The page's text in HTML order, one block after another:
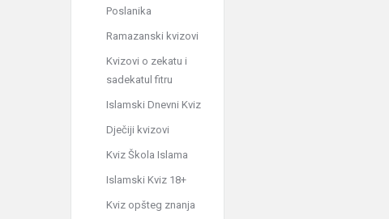
Poslanika
Ramazanski kvizovi
Kvizovi o zekatu i
sadekatul fitru
Islamski Dnevni Kviz
Dječiji kvizovi
Kviz Škola Islama
Islamski Kviz 18+
Kviz opšteg znanja